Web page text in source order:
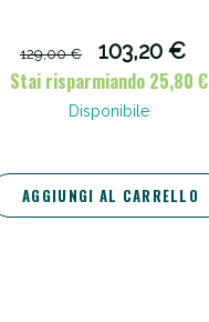
129,00 €
103,20 €
Stai risparmiando 25,80 €
Disponibile
AGGIUNGI AL CARRELLO